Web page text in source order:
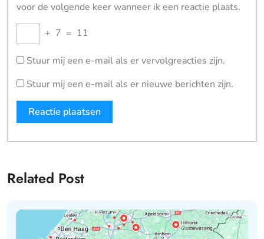
voor de volgende keer wanneer ik een reactie plaats.
+ 7 = 11
Stuur mij een e-mail als er vervolgreacties zijn.
Stuur mij een e-mail als er nieuwe berichten zijn.
Related Post